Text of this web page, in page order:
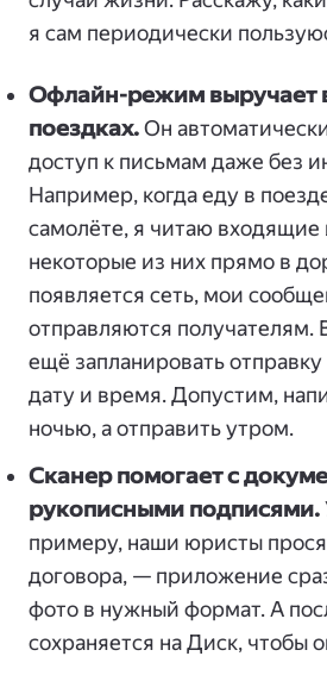
я сам периодически
Офлайн-режим выручает
поездках.Он
доступ к письмам даже без
Например, когда еду в
самолёте, я читаю входящие
некоторые из них прямо в
появляется сеть, мои
отправляются
ещё запланировать
дату и время. Допустим,
ночью, а отправить утром.
Сканер помогает с
рукописными подписями.
примеру, наши юристы
договора, — приложение
фото в нужный формат. А
сохраняется на Диск, чтобы